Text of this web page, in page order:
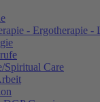
- Ergotherapie -
Spiritual Care